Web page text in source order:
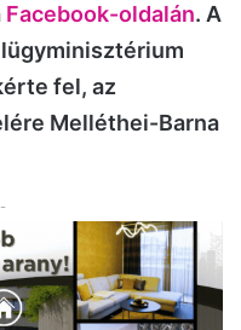
Facebook-oldalán. A
fel, az
Melléthei-Barna